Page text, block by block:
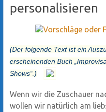
personalisieren
(Der folgende Text ist ein
erscheinenden Buch
Shows“.)
Wenn wir die Zuschauer
wollen wir natürlich am